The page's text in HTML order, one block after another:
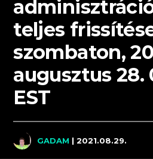
teljes
szombaton,
augusztus 28.
EST
GADAM | 2021.08.29.